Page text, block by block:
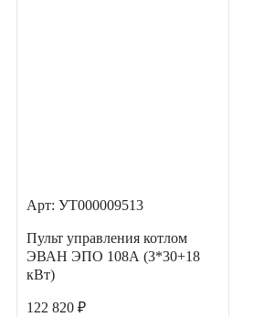
Арт: УТ000009513
Пульт управления котлом
ЭВАН ЭПО 108А (3*30+18
кВт)
122 820 ₽